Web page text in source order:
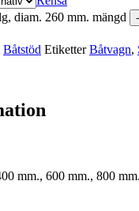
diam. 260 mm. mängd
-
Båtstöd Etiketter Båtvagn,
mm., 600 mm., 800